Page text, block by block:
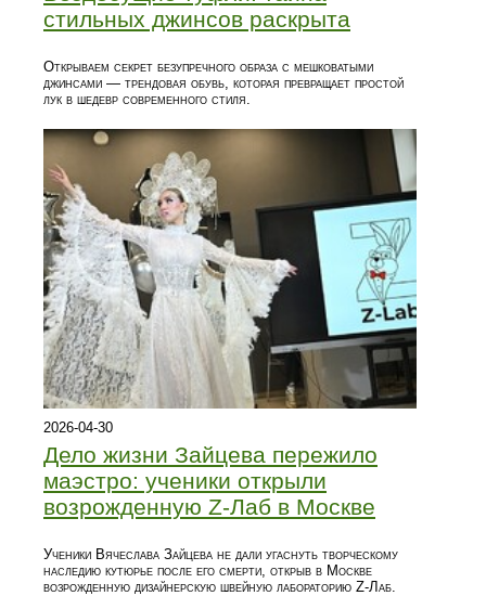
стильных джинсов раскрыта
Открываем секрет безупречного образа с мешковатыми
джинсами — трендовая обувь, которая превращает простой
лук в шедевр современного стиля.
2026-04-30
Дело жизни Зайцева пережило
маэстро: ученики открыли
возрожденную Z-Лаб в Москве
Ученики Вячеслава Зайцева не дали угаснуть творческому
наследию кутюрье после его смерти, открыв в Москве
возрожденную дизайнерскую швейную лабораторию Z-Лаб.